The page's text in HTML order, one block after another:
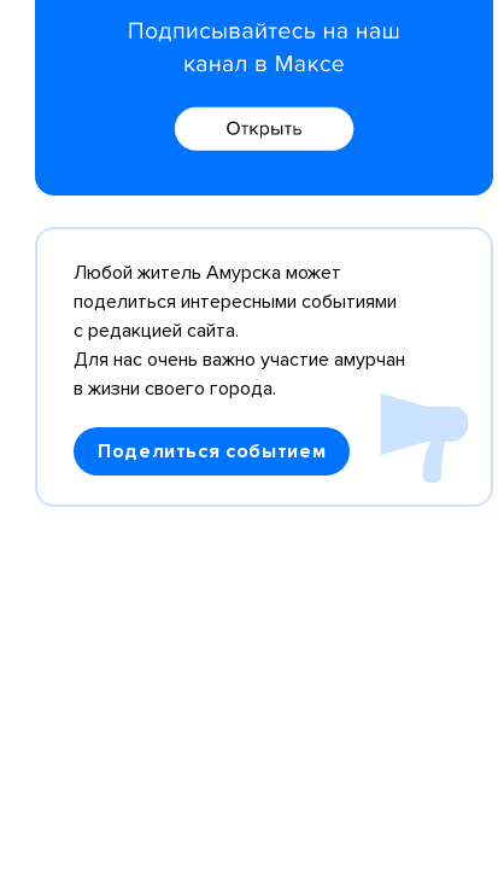
Любой житель Амурска может
поделиться интересными событиями
с редакцией сайта.
Для нас очень важно участие амурчан
в жизни своего города.
Поделиться событием